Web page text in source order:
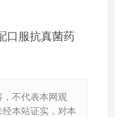
口服抗真菌药
不代表本网观
本站证实，对本